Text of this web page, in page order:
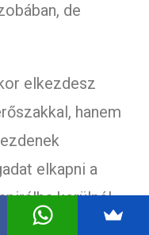
de
elkezdesz
hanem
elkapni a
kerülnél,
hogy ez